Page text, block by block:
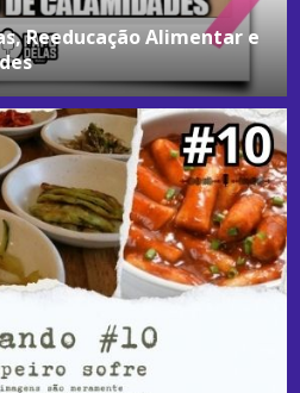
Reeducação Alimentar e